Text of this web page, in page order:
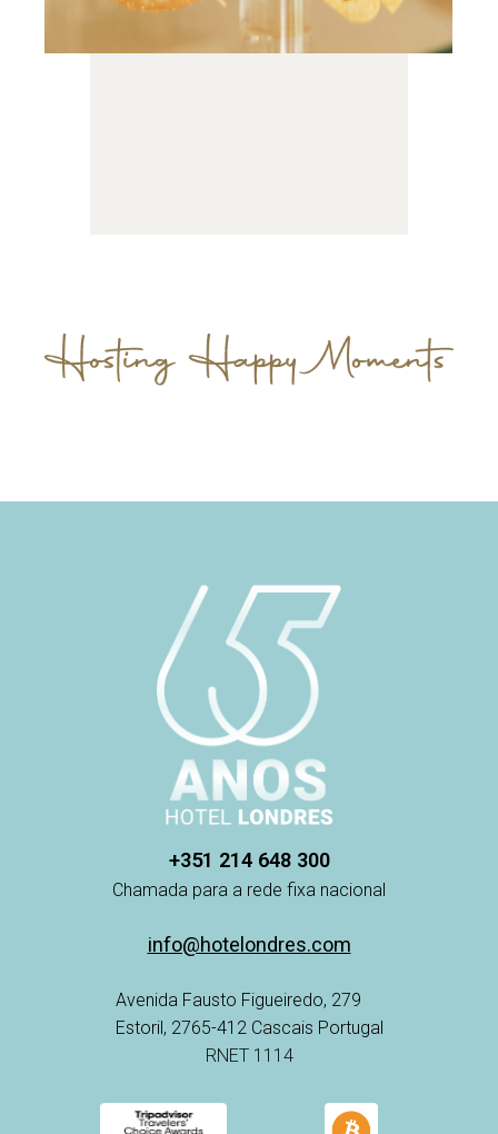
+351 214 648 300
Chamada para a rede fixa nacional
info@hotelondres.com
Avenida Fausto Figueiredo, 279
Estoril, 2765-412 Cascais Portugal
RNET 1114